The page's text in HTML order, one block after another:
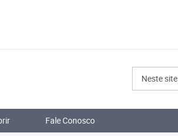
Neste site
Fale Conosco